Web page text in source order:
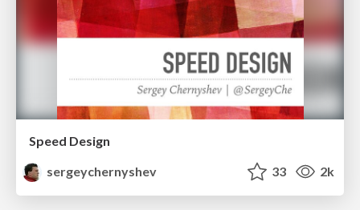
Speed Design
sergeychernyshev
33 2k